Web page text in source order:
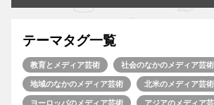
テーマタグ一覧
教育とメディア芸術 社会のなかのメディア芸術
地域のなかのメディア芸術 北米のメディア芸術
ヨーロッパのメディア芸術 アジアのメディア